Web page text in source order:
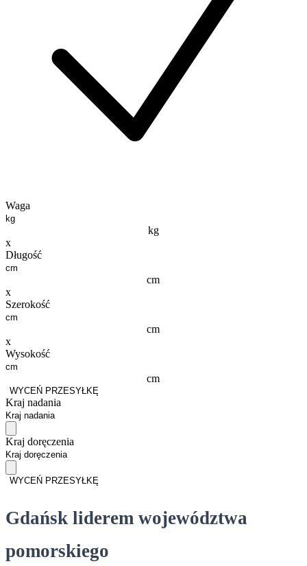
Waga
kg
x
Długość
cm
x
Szerokość
cm
x
Wysokość
cm
WYCEŃ PRZESYŁKĘ
Kraj nadania
Kraj doręczenia
WYCEŃ PRZESYŁKĘ
Gdańsk liderem województwa
pomorskiego